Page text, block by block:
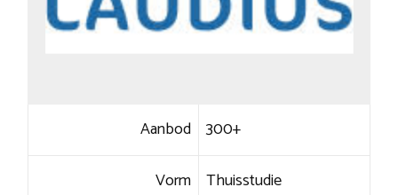
Aanbod 300+
Vorm Thuisstudie